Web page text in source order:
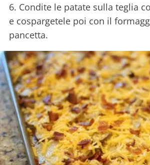
6. Condite le patate sulla teglia
e cospargetele poi con il
pancetta.